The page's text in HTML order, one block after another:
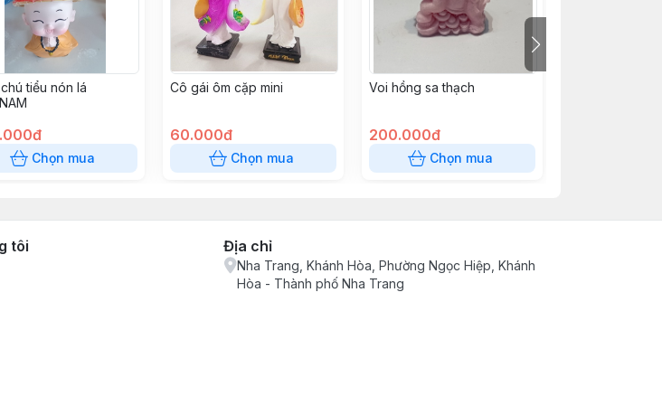
tiểu nón lá
Chọn mua
Cô gái ôm cặp mini
60.000đ
Chọn mua
Voi hồng sa thạch
200.000đ
Chọn mua
tôi Địa chỉ
Nha Trang, Khánh Hòa, Phường Ngọc Hiệp, Khánh
Hòa - Thành phố Nha Trang